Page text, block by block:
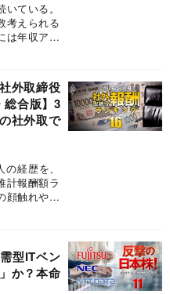
ている。
考えられる
は年収アッ
モンド編
。
外取締役
総合版】3
社外取で
経歴を、
計報酬額ラ
顔触れや役
役所・日
型ITベン
か？本命